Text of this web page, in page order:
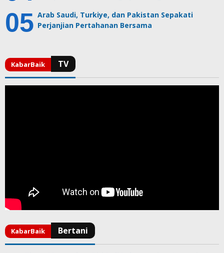
Arab Saudi, Turkiye, dan Pakistan Sepakati
Perjanjian Pertahanan Bersama